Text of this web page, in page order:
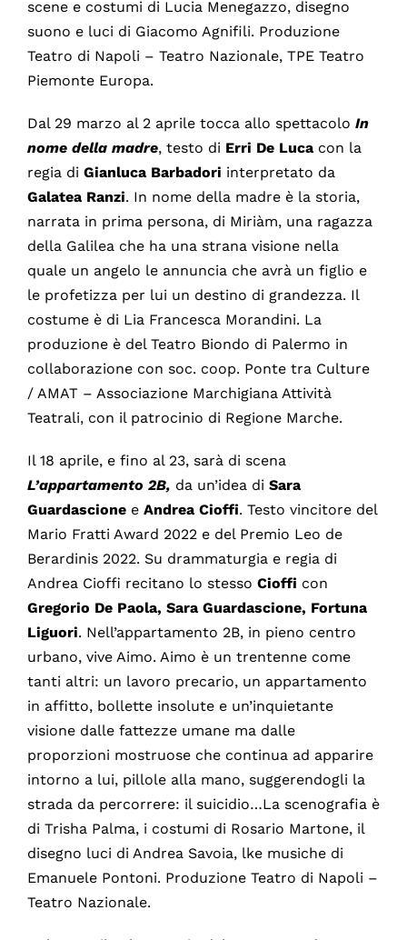
scene e costumi di Lucia Menegazzo, disegno
suono e luci di Giacomo Agnifili. Produzione
Teatro di Napoli – Teatro Nazionale, TPE Teatro
Piemonte Europa.
Dal 29 marzo al 2 aprile tocca allo spettacolo In
nome della madre, testo di Erri De Lucacon la
regia di Gianluca Barbadori interpretato da
Galatea Ranzi. In nome della madre è la storia,
narrata in prima persona, di Miriàm, una ragazza
della Galilea che ha una strana visione nella
quale un angelo le annuncia che avrà un figlio e
le profetizza per lui un destino di grandezza. Il
costume è di Lia Francesca Morandini. La
produzione è del Teatro Biondo di Palermo in
collaborazione con soc. coop. Ponte tra Culture
/ AMAT – Associazione Marchigiana Attività
Teatrali, con il patrocinio di Regione Marche.
Il 18 aprile, e fino al 23, sarà di scena
L’appartamento 2B, da un’idea di Sara
Guardascionee Andrea Cioffi. Testo vincitore del
Mario Fratti Award 2022 e del Premio Leo de
Berardinis 2022. Su drammaturgia e regia di
Andrea Cioffi recitano lo stesso Cioffi con
Gregorio De Paola, Sara Guardascione, Fortuna
Liguori. Nell’appartamento 2B, in pieno centro
urbano, vive Aimo. Aimo è un trentenne come
tanti altri: un lavoro precario, un appartamento
in affitto, bollette insolute e un’inquietante
visione dalle fattezze umane ma dalle
proporzioni mostruose che continua ad apparire
intorno a lui, pillole alla mano, suggerendogli la
strada da percorrere: il suicidio…La scenografia è
di Trisha Palma, i costumi di Rosario Martone, il
disegno luci di Andrea Savoia, lke musiche di
Emanuele Pontoni. Produzione Teatro di Napoli –
Teatro Nazionale.